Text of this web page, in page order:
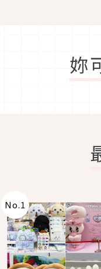
妳
No.1